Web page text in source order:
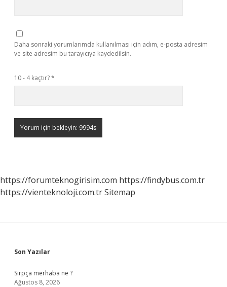
Daha sonraki yorumlarımda kullanılması için adım, e-posta adresim
ve site adresim bu tarayıcıya kaydedilsin.
10 - 4 kaçtır?*
https://forumteknogirisim.com https://findybus.com.tr
https://vienteknoloji.com.trSitemap
Sidebar
Son Yazılar
Sırpça merhaba ne ?
Ağustos 8, 2026